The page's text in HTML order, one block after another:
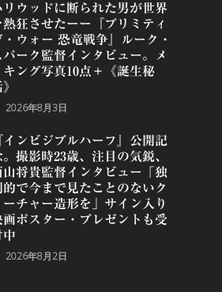
リウッドに断られた男が世界
熱狂させたーー『プリミティ
・ウォー 恐⻯戦争』ルーク・
パーク監督インタビュー。メ
キング写真10点＋《誕⽣秘
2026年8月3日
インビジブルハーフ』公開記
。撮影時23歳、注目の気鋭、
⼭将貴監督インタビュー「独
的で今まで見たことのないク
ーチャー造形を」サイン入り
画ポスター・プレゼントも受
中
2026年8月2日